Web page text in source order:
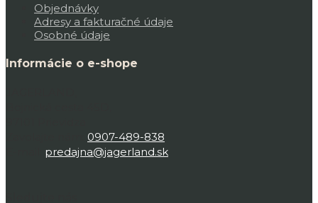
Objednávky
Adresy a fakturačné údaje
Osobné údaje
Informácie o e-shope
0907-489-838
predajna@jagerland.sk